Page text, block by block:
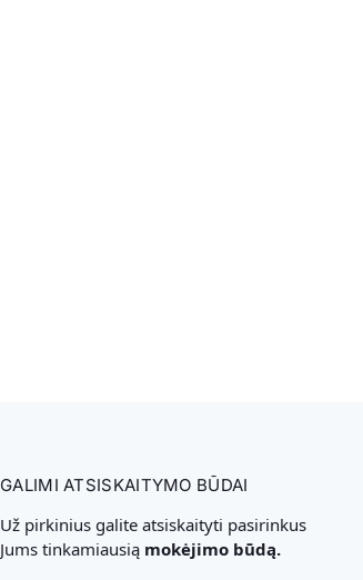
GALIMI ATSISKAITYMO BŪDAI
Už pirkinius galite atsiskaityti pasirinkus
Jums tinkamiausią mokėjimo būdą.